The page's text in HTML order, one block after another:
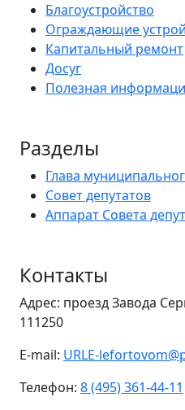
Благоустройство
Ограждающие
Капитальный ремонт
Досуг
Полезная
Разделы
Глава
Совет депутатов
Аппарат Совета
Контакты
Адрес: проезд Завода
111250
E-mail: URLE-
Телефон: 8 (495) 361-44-11